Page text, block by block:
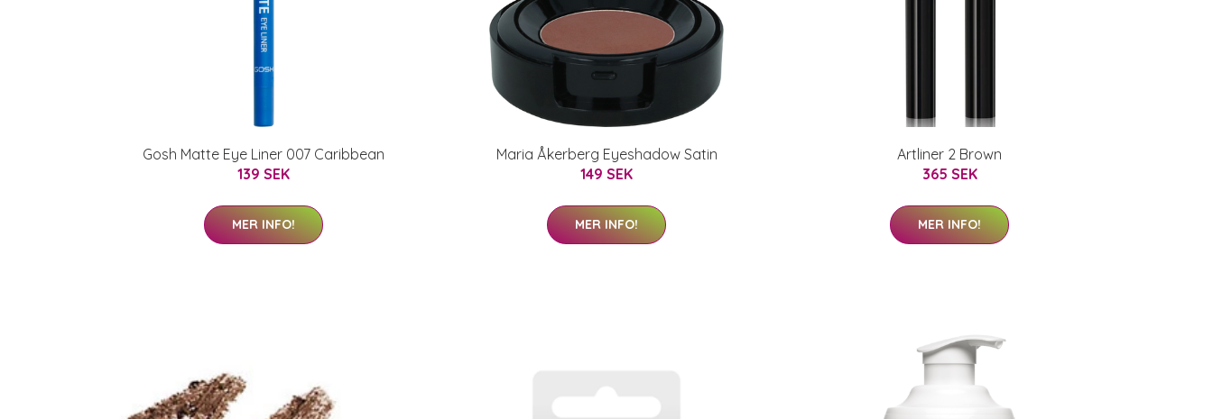
Gosh Matte Eye Liner 007 Caribbean
139 SEK
MER INFO!
Maria Åkerberg Eyeshadow Satin
149 SEK
MER INFO!
Artliner 2 Brown
365 SEK
MER INFO!